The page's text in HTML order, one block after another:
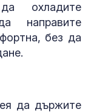
охладите
направите
без да
да държите